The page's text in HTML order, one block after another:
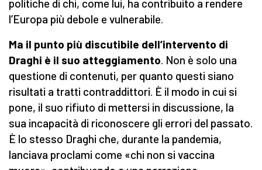
politiche di chi, come lui, ha contribuito a rendere
l’Europa più debole e vulnerabile.
Ma il punto più discutibile dell’intervento di
Draghi è il suo atteggiamento. Non è solo una
questione di contenuti, per quanto questi siano
risultati a tratti contraddittori. È il modo in cui si
pone, il suo rifiuto di mettersi in discussione, la
sua incapacità di riconoscere gli errori del passato.
È lo stesso Draghi che, durante la pandemia,
lanciava proclami come «chi non si vaccina